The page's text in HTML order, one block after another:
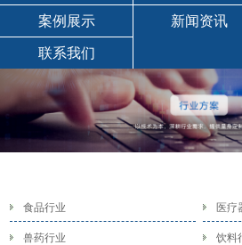
案例展示 新闻资讯
联系我们
食品行业 医疗
兽药行业 饮料